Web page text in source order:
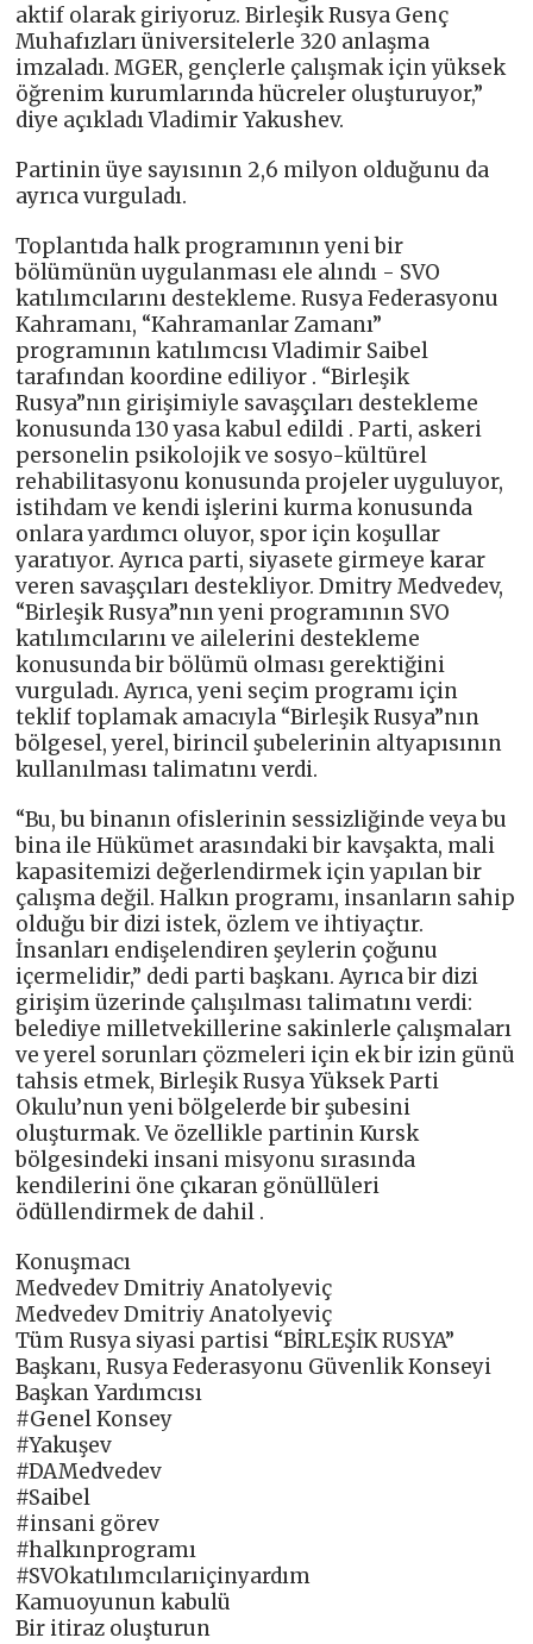
aktif olarak giriyoruz. Birleşik Rusya Genç
Muhafızları üniversitelerle 320 anlaşma
imzaladı. MGER, gençlerle çalışmak için yüksek
öğrenim kurumlarında hücreler oluşturuyor,”
diye açıkladı Vladimir Yakushev.
Partinin üye sayısının 2,6 milyon olduğunu da
ayrıca vurguladı.
Toplantıda halk programının yeni bir
bölümünün uygulanması ele alındı ​​- SVO
katılımcılarını destekleme. Rusya Federasyonu
Kahramanı, “Kahramanlar Zamanı”
programının katılımcısı Vladimir Saibel
tarafından koordine ediliyor . “Birleşik
Rusya”nın girişimiyle savaşçıları destekleme
konusunda 130 yasa kabul edildi . Parti, askeri
personelin psikolojik ve sosyo-kültürel
rehabilitasyonu konusunda projeler uyguluyor,
istihdam ve kendi işlerini kurma konusunda
onlara yardımcı oluyor, spor için koşullar
yaratıyor. Ayrıca parti, siyasete girmeye karar
veren savaşçıları destekliyor. Dmitry Medvedev,
“Birleşik Rusya”nın yeni programının SVO
katılımcılarını ve ailelerini destekleme
konusunda bir bölümü olması gerektiğini
vurguladı. Ayrıca, yeni seçim programı için
teklif toplamak amacıyla “Birleşik Rusya”nın
bölgesel, yerel, birincil şubelerinin altyapısının
kullanılması talimatını verdi.
“Bu, bu binanın ofislerinin sessizliğinde veya bu
bina ile Hükümet arasındaki bir kavşakta, mali
kapasitemizi değerlendirmek için yapılan bir
çalışma değil. Halkın programı, insanların sahip
olduğu bir dizi istek, özlem ve ihtiyaçtır.
İnsanları endişelendiren şeylerin çoğunu
içermelidir,” dedi parti başkanı. Ayrıca bir dizi
girişim üzerinde çalışılması talimatını verdi:
belediye milletvekillerine sakinlerle çalışmaları
ve yerel sorunları çözmeleri için ek bir izin günü
tahsis etmek, Birleşik Rusya Yüksek Parti
Okulu’nun yeni bölgelerde bir şubesini
oluşturmak. Ve özellikle partinin Kursk
bölgesindeki insani misyonu sırasında
kendilerini öne çıkaran gönüllüleri
ödüllendirmek de dahil .
Konuşmacı
Medvedev Dmitriy Anatolyeviç
Medvedev Dmitriy Anatolyeviç
Tüm Rusya siyasi partisi “BİRLEŞİK RUSYA”
Başkanı, Rusya Federasyonu Güvenlik Konseyi
Başkan Yardımcısı
#Genel Konsey
#Yakuşev
#DAMedvedev
#Saibel
#insani görev
#halkınprogramı
#SVOkatılımcılarıiçinyardım
Kamuoyunun kabulü
Bir itiraz oluşturun